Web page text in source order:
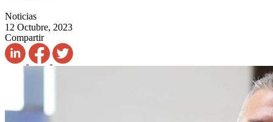
Noticias
12 Octubre, 2023
Compartir